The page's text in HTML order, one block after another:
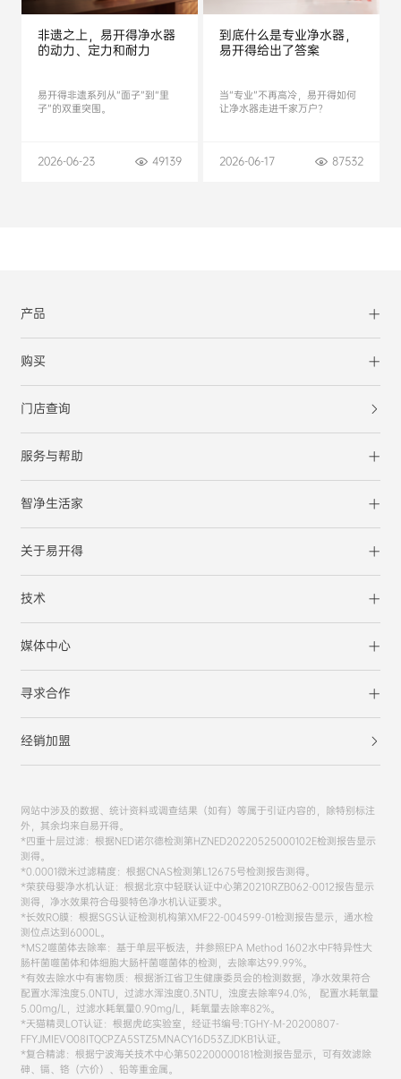
非遗之上，易开得净水器
的动力、定力和耐力
易开得非遗系列从“面子”到“里
子”的双重突围。
2026-06-23 49139
到底什么是专业净水器，
易开得给出了答案
当“专业”不再高冷，易开得如何
让净水器走进千家万户?
2026-06-17 87532
产品
购买
门店查询
服务与帮助
智净生活家
关于易开得
技术
媒体中心
寻求合作
经销加盟
网站中涉及的数据、统计资料或调查结果（如有）等属于引证内容的，除特别标注
外，其余均来自易开得。
*四重十层过滤：根据NED诺尔德检测第HZNED20220525000102E检测报告显示
测得。
*0.0001微米过滤精度：根据CNAS检测第L12675号检测报告测得。
*荣获母婴净水机认证：根据北京中轻联认证中心第20210RZB062-0012报告显示
测得，净水效果符合母婴特色净水机认证要求。
*长效RO膜：根据SGS认证检测机构第XMF22-004599-01检测报告显示，通水检
测位点达到6000L。
*MS2噬菌体去除率：基于单层平板法，并参照EPA Method 1602水中F特异性大
肠杆菌噬菌体和体细胞大肠杆菌噬菌体的检测，去除率达99.99%。
*有效去除水中有害物质：根据浙江省卫生健康委员会的检测数据，净水效果符合
配置水浑浊度5.0NTU，过滤水浑浊度0.3NTU，浊度去除率94.0%， 配置水耗氧量
5.00mg/L，过滤水耗氧量0.90mg/L，耗氧量去除率82%。
*天猫精灵LOT认证：根据虎屹实验室，经证书编号:TGHY-M-20200807-
FFYJMIEVO08ITQCPZA5STZ5MNACY16D53ZJDKB1认证。
*复合精滤：根据宁波海关技术中心第502200000181检测报告显示，可有效滤除
砷、镉、铬（六价）、铅等重金属。